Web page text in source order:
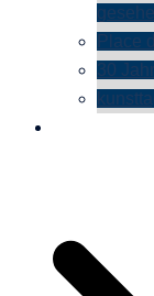
Place
30